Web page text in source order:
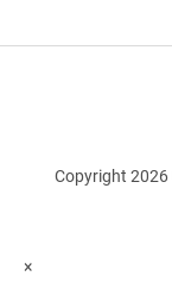
Copyright 2026
×